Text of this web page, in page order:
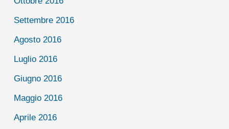
Settembre 2016
Agosto 2016
Luglio 2016
Giugno 2016
Maggio 2016
Aprile 2016